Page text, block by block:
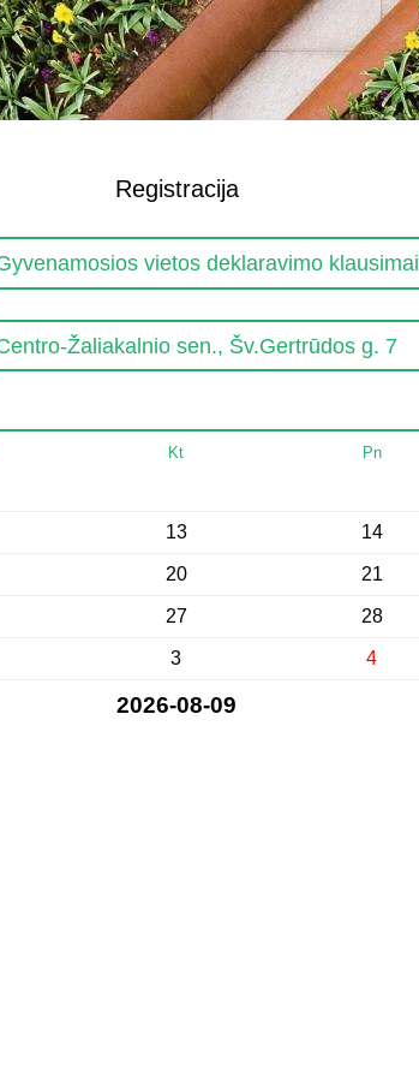
Registracija
vietos deklaravimo klausimai
Žaliakalnio sen., Šv.Gertrūdos g. 7
Kt Pn
13 14
20 21
27 28
3 4
2026-08-09